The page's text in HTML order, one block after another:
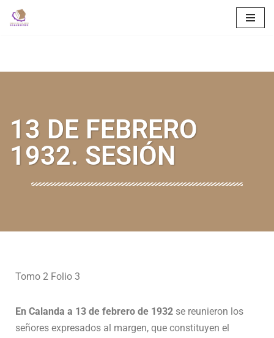
13 DE FEBRERO
1932. SESIÓN
Tomo 2 Folio 3
En Calanda a 13 de febrero de 1932 se reunieron los
señores expresados al margen, que constituyen el